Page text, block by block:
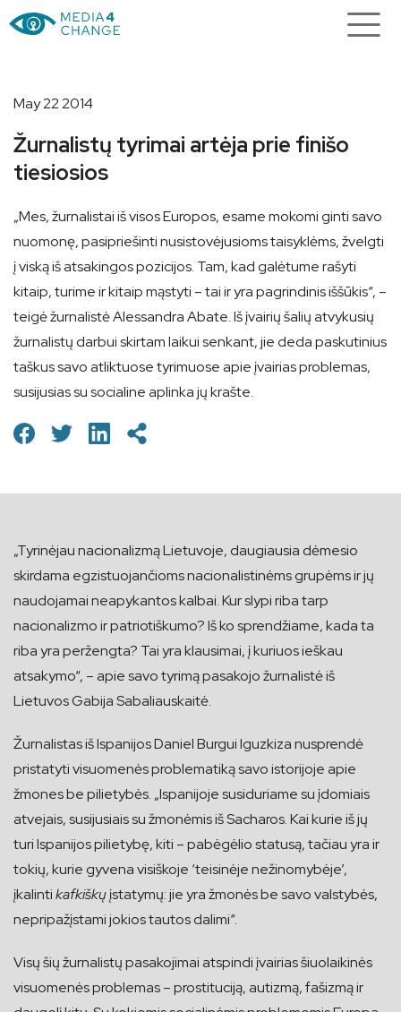
May 22 2014
Žurnalistų tyrimai artėja prie finišo
tiesiosios
„Mes, žurnalistai iš visos Europos, esame mokomi ginti savo
nuomonę, pasipriešinti nusistovėjusioms taisyklėms, žvelgti
į viską iš atsakingos pozicijos. Tam, kad galėtume rašyti
kitaip, turime ir kitaip mąstyti – tai ir yra pagrindinis iššūkis“, –
teigė žurnalistė Alessandra Abate. Iš įvairių šalių atvykusių
žurnalistų darbui skirtam laikui senkant, jie deda paskutinius
taškus savo atliktuose tyrimuose apie įvairias problemas,
susijusias su socialine aplinka jų krašte.
„Tyrinėjau nacionalizmą Lietuvoje, daugiausia dėmesio
skirdama egzistuojančioms nacionalistinėms grupėms ir jų
naudojamai neapykantos kalbai. Kur slypi riba tarp
nacionalizmo ir patriotiškumo? Iš ko sprendžiame, kada ta
riba yra peržengta? Tai yra klausimai, į kuriuos ieškau
atsakymo“, – apie savo tyrimą pasakojo žurnalistė iš
Lietuvos Gabija Sabaliauskaitė.
Žurnalistas iš Ispanijos Daniel Burgui Iguzkiza nusprendė
pristatyti visuomenės problematiką savo istorijoje apie
žmones be pilietybės. „Ispanijoje susiduriame su įdomiais
atvejais, susijusiais su žmonėmis iš Sacharos. Kai kurie iš jų
turi Ispanijos pilietybę, kiti – pabėgėlio statusą, tačiau yra ir
tokių, kurie gyvena visiškoje ‘teisinėje nežinomybėje’,
įkalintikafkiškųįstatymų: jie yra žmonės be savo valstybės,
nepripažįstami jokios tautos dalimi“.
Visų šių žurnalistų pasakojimai atspindi įvairias šiuolaikinės
visuomenės problemas – prostituciją, autizmą, fašizmą ir